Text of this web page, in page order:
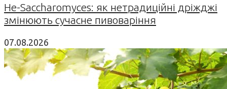
Не-Saccharomyces: як нетрадиційні дріжджі
змінюють сучасне пивоваріння
07.08.2026